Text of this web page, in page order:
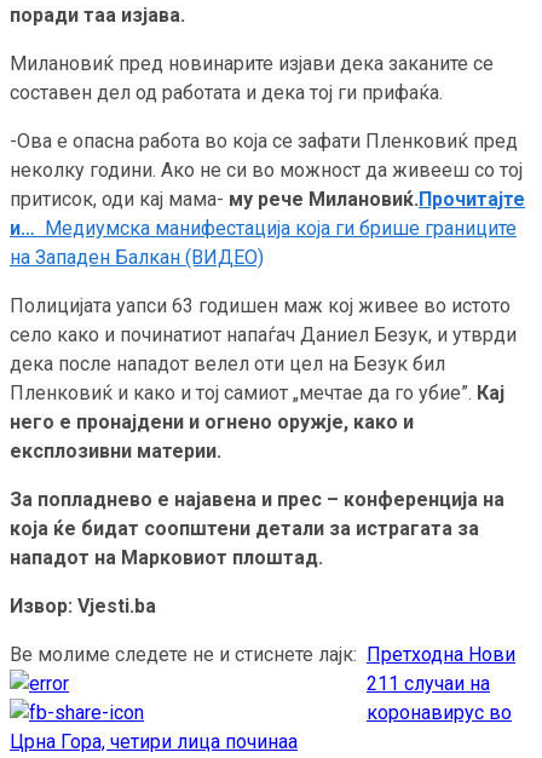
поради таа изјава.
Милановиќ пред новинарите изјави дека заканите се
составен дел од работата и дека тој ги прифаќа.
-Ова е опасна работа во која се зафати Пленковиќ пред
неколку години. Ако не си во можност да живееш со тој
притисок, оди кај мама- му рече Милановиќ.Прочитајте
и… Медиумска манифестација која ги брише границите
на Западен Балкан (ВИДЕО)
Полицијата уапси 63 годишен маж кој живее во истото
село како и починатиот напаѓач Даниел Безук, и утврди
дека после нападот велел оти цел на Безук бил
Пленковиќ и како и тој самиот „мечтае да го убие”. Кај
него е пронајдени и огнено оружје, како и
експлозивни материи.
За попладнево е најавена и прес – конференција на
која ќе бидат соопштени детали за истрагата за
нападот на Марковиот плоштад.
Извор: Vjesti.ba
Ве молиме следете не и стиснете лајк:
Continue
Reading
Претходна Нови
211 случаи на
коронавирус во
Црна Гора, четири лица починаа